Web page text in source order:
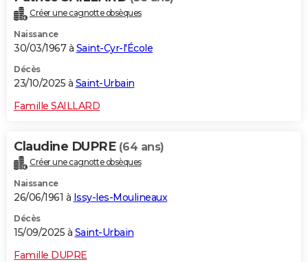
Créer une cagnotte obsèques
Naissance
30/03/1967 à Saint-Cyr-l'École
Décès
23/10/2025 à Saint-Urbain
Famille SAILLARD
Claudine DUPRE (64 ans)
Créer une cagnotte obsèques
Naissance
26/06/1961 à Issy-les-Moulineaux
Décès
15/09/2025 à Saint-Urbain
Famille DUPRE